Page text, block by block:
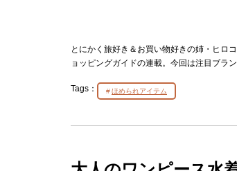
とにかく旅好き＆お買い物好きの姉・ヒロ
ョッピングガイドの連載。今回は注目ブラ
Tags： ほめられアイテム